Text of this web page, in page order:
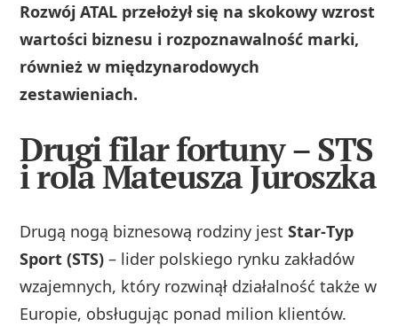
Rozwój ATAL przełożył się na skokowy wzrost
wartości biznesu i rozpoznawalność marki,
również w międzynarodowych
zestawieniach.
Drugi filar fortuny – STS
i rola Mateusza Juroszka
Drugą nogą biznesową rodziny jestStar‑Typ
Sport (STS) – lider polskiego rynku zakładów
wzajemnych, który rozwinął działalność także w
Europie, obsługując ponad milion klientów.